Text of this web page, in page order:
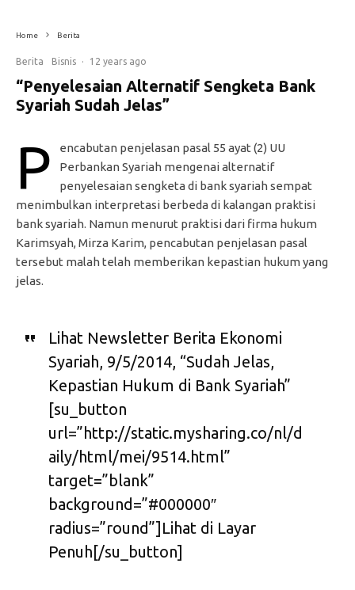
Home Berita
Berita Bisnis · 12 years ago
“Penyelesaian Alternatif Sengketa Bank
Syariah Sudah Jelas”
P
encabutan penjelasan pasal 55 ayat (2) UU
Perbankan Syariah mengenai alternatif
penyelesaian sengketa di bank syariah sempat
menimbulkan interpretasi berbeda di kalangan praktisi
bank syariah. Namun menurut praktisi dari firma hukum
Karimsyah, Mirza Karim, pencabutan penjelasan pasal
tersebut malah telah memberikan kepastian hukum yang
jelas.
Lihat Newsletter Berita Ekonomi
Syariah, 9/5/2014, “Sudah Jelas,
Kepastian Hukum di Bank Syariah”
[su_button
url=”http://static.mysharing.co/nl/d
aily/html/mei/9514.html”
target=”blank”
background=”#000000″
radius=”round”]Lihat di Layar
Penuh[/su_button]